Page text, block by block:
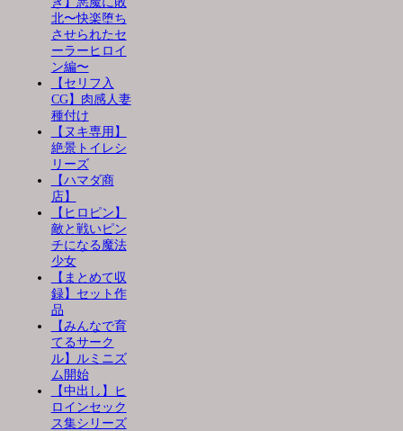
北〜快楽堕ち
させられたセ
ーラーヒロイ
ン編〜
【セリフ入
CG】肉感人妻
種付け
【ヌキ専用】
絶景トイレシ
リーズ
【ハマダ商
店】
【ヒロピン】
敵と戦いピン
チになる魔法
少女
【まとめて収
録】セット作
品
【みんなで育
てるサーク
ル】ルミニズ
ム開始
【中出し】ヒ
ロインセック
ス集シリーズ